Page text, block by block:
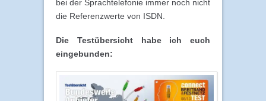
bei der Sprachtelefonie immer noch nicht
die Referenzwerte von ISDN.
Die Testübersicht habe ich euch
eingebunden: